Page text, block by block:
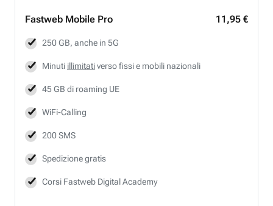
Fastweb Mobile Pro 11,95 €
250 GB, anche in 5G
Minuti illimitativerso fissi e mobili nazionali
45 GB di roaming UE
WiFi-Calling
200 SMS
Spedizione gratis
Corsi Fastweb Digital Academy